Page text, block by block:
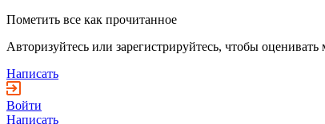
Пометить все как прочитанное
Авторизуйтесь или зарегистрируйтесь, чтобы
Написать
Войти
Написать